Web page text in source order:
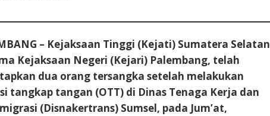
– Kejaksaan Tinggi (Kejati) Sumatera Selatan
Kejaksaan Negeri (Kejari) Palembang, telah
dua orang tersangka setelah melakukan
tangkap tangan (OTT) di Dinas Tenaga Kerja dan
(Disnakertrans) Sumsel, pada Jum’at,